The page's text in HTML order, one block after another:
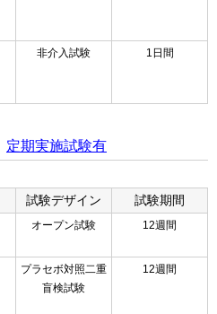
非介入試験 1日間
定期実施試験有
試験デザイン 試験期間
オープン試験 12週間
プラセボ対照二重
盲検試験
12週間